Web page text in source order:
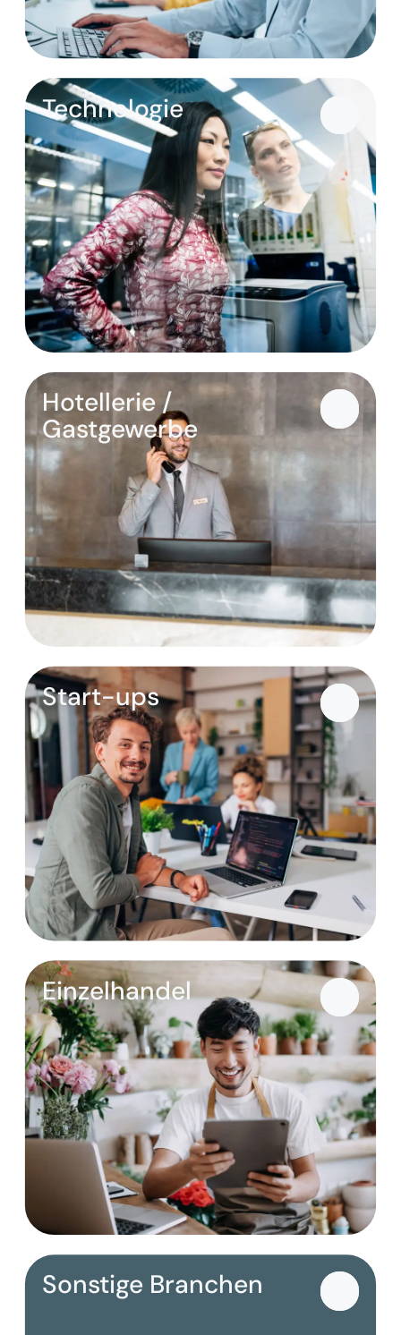
Technologie
Hotellerie /
Gastgewerbe
Start-ups
Einzelhandel
Sonstige Branchen